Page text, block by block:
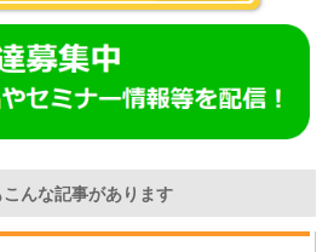
んな記事があります